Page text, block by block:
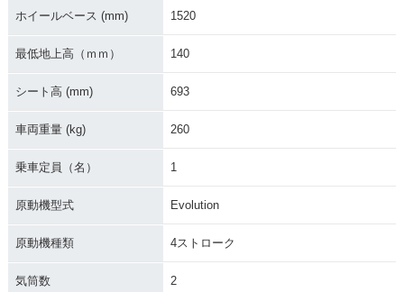
1998年 XL883
1995年 XL883 1994年 XL883
ホイールベース (mm) 1520
最低地上高（ｍｍ） 140
シート高 (mm) 693
車両重量 (kg) 260
乗車定員（名） 1
原動機型式 Evolution
原動機種類 4ストローク
気筒数 2